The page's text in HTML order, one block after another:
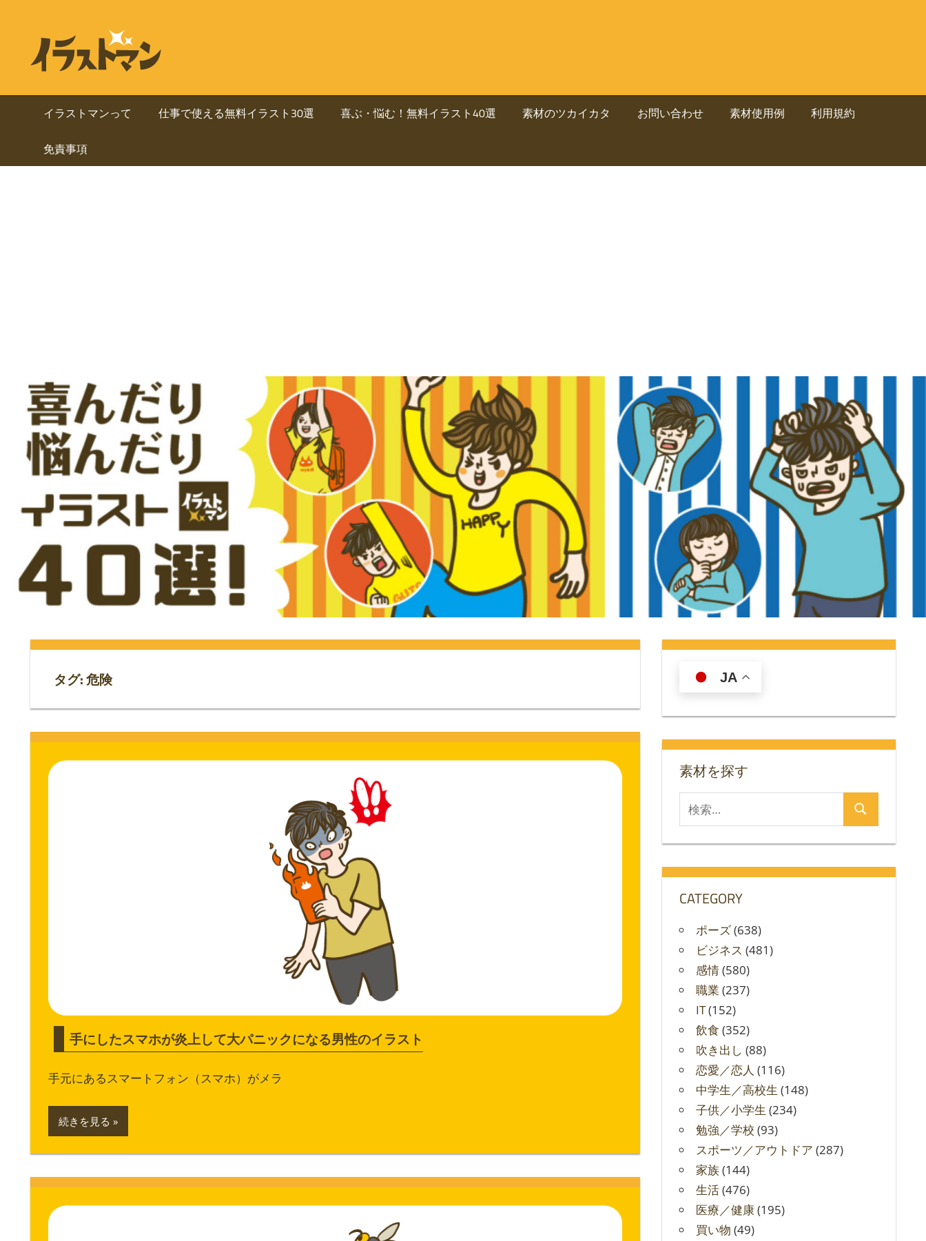
ッ
ネ
人
物
イ
ラ
ス
ト
専
門
イ
ト。
ラ
ス
ダ
ウ
ン
ロ
ー
ド
き
人
物
イ
ト
イ
ト。
イラストマンって 仕事で使える無料イラスト30選 喜ぶ・悩む！無料イラスト40選 素材のツカイカタ お問い合わせ 素材使用例 利用規約
免責事項
タグ:危険
手にしたスマホが炎上して大パニックになる男性のイラスト
手元にあるスマートフォン（スマホ）がメラ
続きを見る
JA
素材を探す
検
索
対
検
CATEGORY
ポーズ(638)
ビジネス (481)
感情(580)
職業 (237)
IT(152)
飲食 (352)
吹き出し (88)
恋愛／恋人 (116)
中学生／高校生 (148)
子供／小学生 (234)
勉強／学校 (93)
スポーツ／アウトドア (287)
家族(144)
生活(476)
医療／健康(195)
買い物 (49)